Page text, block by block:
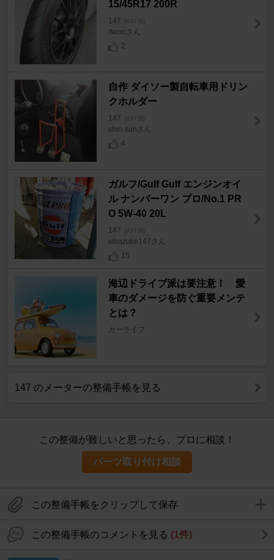
15/45R17 200R
147 [937系]
itwooさん
2
自作 ダイソー製自転車用ドリン
クホルダー
147 [937系]
shin-sunさん
4
ガルフ/Gulf Gulf エンジンオイ
ル ナンバーワン プロ/No.1 PR
O 5W-40 20L
147 [937系]
sibazuke147さん
15
海辺ドライブ派は要注意！ 愛
車のダメージを防ぐ重要メンテ
とは？
カーライフ
147 のメーターの整備手帳を見る
この整備が難しいと思ったら、プロに相談！
パーツ取り付け相談
この整備手帳をクリップして保存
この整備手帳のコメントを見る (1件)